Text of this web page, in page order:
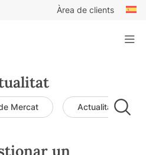
Àrea de clients
Mercat Actualitat de
un